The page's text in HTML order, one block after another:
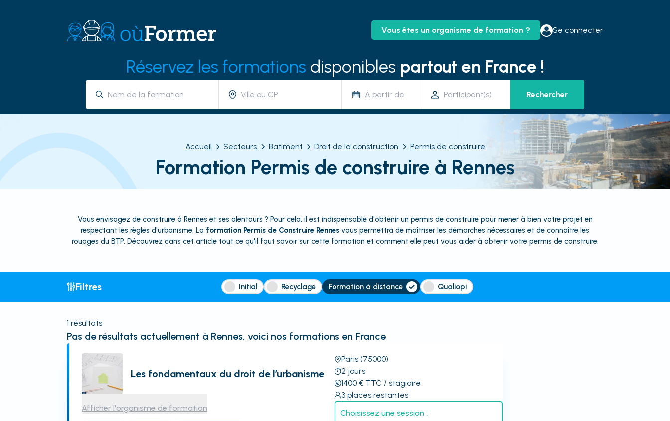
Vous êtes un organisme de formation ? Se connecter
Réservez les formations disponibles partout en France !
À partir de Rechercher
Accueil Secteurs Batiment Droit de la construction Permis de construire
Formation Permis de construire à Rennes
Vous envisagez de construire à Rennes et ses alentours ? Pour cela, il est indispensable d'obtenir un permis de construire pour mener à bien votre projet en
respectant les règles d'urbanisme. La formation Permis de Construire Rennes vous permettra de maîtriser les démarches nécessaires et de connaître les
rouages du BTP. Découvrez dans cet article tout ce qu'il faut savoir sur cette formation et comment elle peut vous aider à obtenir votre permis de construire.
Filtres Initial Recyclage Formation à distance Qualiopi
1 résultats
Pas de résultats actuellement à Rennes, voici nos formations en France
Les fondamentaux du droit de l’urbanisme
Afficher l'organisme de formation
Paris (75000)
2 jours
1400€ TTC / stagiaire
3 places restantes
Choisissez une session :